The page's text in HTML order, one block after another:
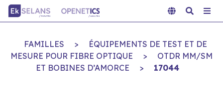
FAMILLES >
ÉQUIPEMENTS DE TEST ET DE
MESURE POUR FIBRE OPTIQUE
>
OTDR MM/SM
ET BOBINES D’AMORCE
> 17044